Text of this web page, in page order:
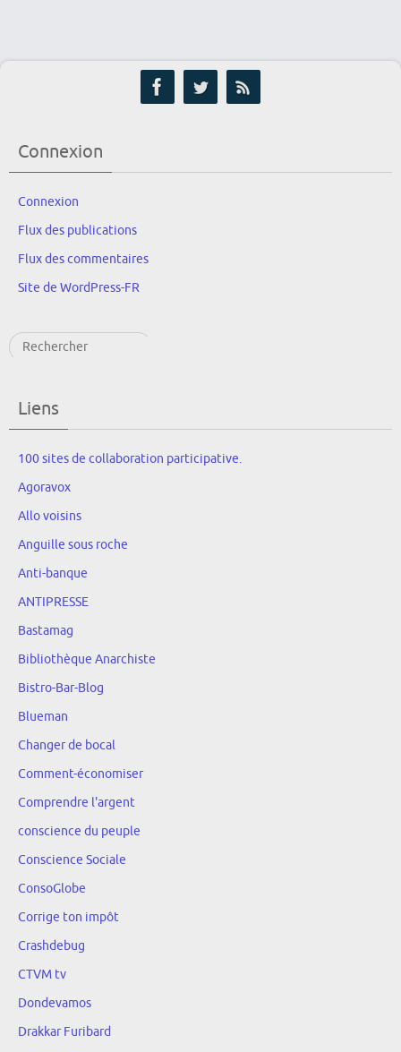
Connexion
Connexion
Flux des publications
Flux des commentaires
Site de WordPress-FR
Rechercher
Liens
100 sites de collaboration participative.
Agoravox
Allo voisins
Anguille sous roche
Anti-banque
ANTIPRESSE
Bastamag
Bibliothèque Anarchiste
Bistro-Bar-Blog
Blueman
Changer de bocal
Comment-économiser
Comprendre l'argent
conscience du peuple
Conscience Sociale
ConsoGlobe
Corrige ton impôt
Crashdebug
CTVM tv
Dondevamos
Drakkar Furibard